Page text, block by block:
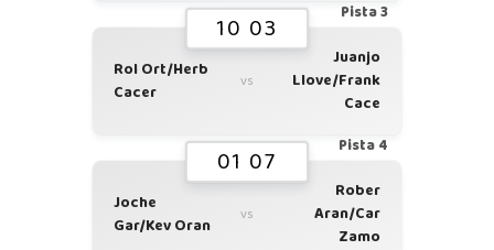
Pista 3
10 03
Rol Ort/Herb
Cacer
vs
Juanjo
Llove/Frank
Cace
Pista 4
01 07
Joche
Gar/Kev Oran
vs
Rober
Aran/Car
Zamo